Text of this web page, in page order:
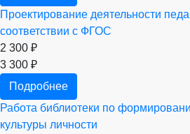
Проектирование деятельности
соответствии с ФГОС
2 300 ₽
3 300 ₽
Подробнее
Работа библиотеки по
культуры личности